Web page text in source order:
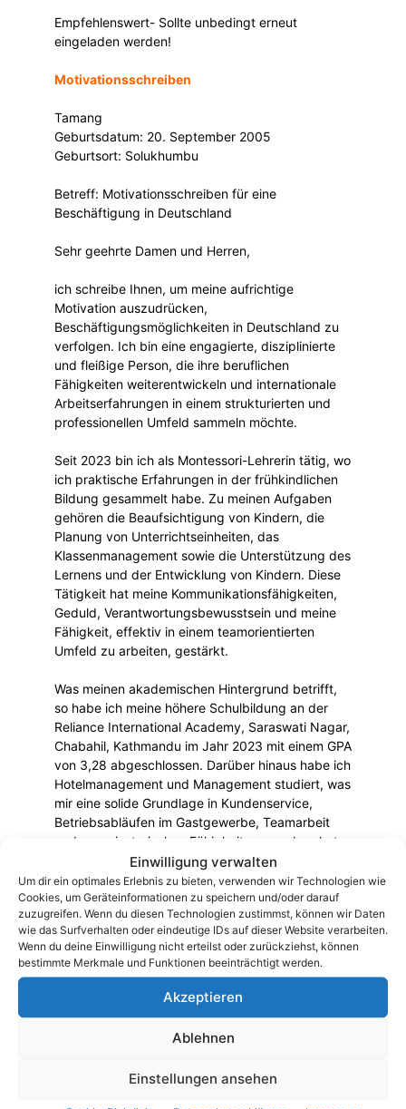
Einwilligung verwalten
Um dir ein optimales Erlebnis zu bieten, verwenden wir Technologien wie
Cookies, um Geräteinformationen zu speichern und/oder darauf
zuzugreifen. Wenn du diesen Technologien zustimmst, können wir Daten
wie das Surfverhalten oder eindeutige IDs auf dieser Website verarbeiten.
Wenn du deine Einwilligung nicht erteilst oder zurückziehst, können
bestimmte Merkmale und Funktionen beeinträchtigt werden.
Akzeptieren
Ablehnen
Einstellungen ansehen
Empfehlenswert- Sollte unbedingt erneut
eingeladen werden!
Motivationsschreiben
Tamang
Geburtsdatum: 20. September 2005
Geburtsort: Solukhumbu
Betreff: Motivationsschreiben für eine
Beschäftigung in Deutschland
Sehr geehrte Damen und Herren,
ich schreibe Ihnen, um meine aufrichtige
Motivation auszudrücken,
Beschäftigungsmöglichkeiten in Deutschland zu
verfolgen. Ich bin eine engagierte, disziplinierte
und fleißige Person, die ihre beruflichen
Fähigkeiten weiterentwickeln und internationale
Arbeitserfahrungen in einem strukturierten und
professionellen Umfeld sammeln möchte.
Seit 2023 bin ich als Montessori-Lehrerin tätig, wo
ich praktische Erfahrungen in der frühkindlichen
Bildung gesammelt habe. Zu meinen Aufgaben
gehören die Beaufsichtigung von Kindern, die
Planung von Unterrichtseinheiten, das
Klassenmanagement sowie die Unterstützung des
Lernens und der Entwicklung von Kindern. Diese
Tätigkeit hat meine Kommunikationsfähigkeiten,
Geduld, Verantwortungsbewusstsein und meine
Fähigkeit, effektiv in einem teamorientierten
Umfeld zu arbeiten, gestärkt.
Was meinen akademischen Hintergrund betrifft,
so habe ich meine höhere Schulbildung an der
Reliance International Academy, Saraswati Nagar,
Chabahil, Kathmandu im Jahr 2023 mit einem GPA
von 3,28 abgeschlossen. Darüber hinaus habe ich
Hotelmanagement und Management studiert, was
mir eine solide Grundlage in Kundenservice,
Betriebsabläufen im Gastgewerbe, Teamarbeit
und organisatorischen Fähigkeiten gegeben hat.
Des Weiteren habe ich erfolgreich die deutsche
Sprache auf A1- und B1-Niveau (Hören,
Schreiben und Sprechen) abgeschlossen, was es
mir ermöglicht, effektiv zu kommunizieren und
mich an ein deutschsprachiges berufliches
Umfeld anzupassen.
arbeiten, besteht darin, meine beruflichen
Erfahrungen zu sammeln und positiv zu einer
Organisation beizutragen – mit Engagement und